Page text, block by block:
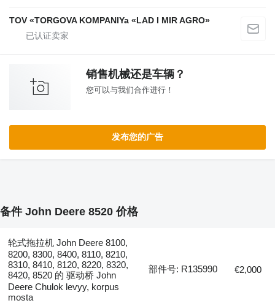
TOV «TORGOVA KOMPANIYa «LAD I MIR AGRO»
销售机械还是车辆？
您可以与我们合作进行！
发布您的广告
备件 John Deere 8520 价格
轮式拖拉机 John Deere 8100,
8200, 8300, 8400, 8110, 8210,
8310, 8410, 8120, 8220, 8320,
8420, 8520 的 驱动桥 John
Deere Chulok levyy, korpus
mosta
部件号: R135990 €2,000